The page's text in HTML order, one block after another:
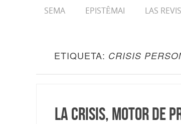
SEMA EPISTÊMAI LAS
ETIQUETA: CRISIS
La crisis, motor de